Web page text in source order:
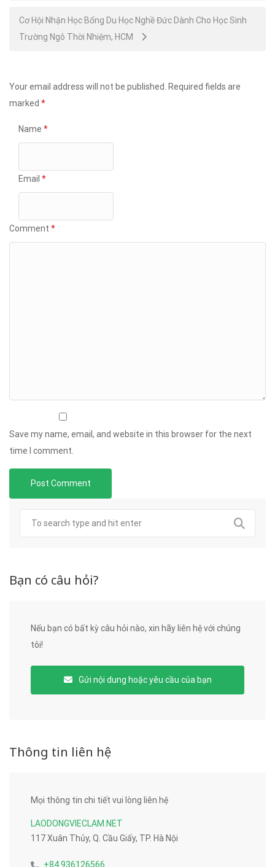
Cơ Hội Nhận Học Bổng Du Học Nghề Đức Dành Cho Học Sinh
Trường Ngô Thời Nhiệm, HCM
Your email address will not be published. Required fields are
marked *
Name *
Email *
Comment *
Save my name, email, and website in this browser for the next
time I comment.
Bạn có câu hỏi?
Nếu bạn có bất kỳ câu hỏi nào, xin hãy liên hệ với chúng
tôi!
Gửi nội dung hoặc yêu cầu của bạn
Thông tin liên hệ
Mọi thông tin chi tiết vui lòng liên hệ
LAODONGVIECLAM.NET
117 Xuân Thủy, Q. Cầu Giấy, TP. Hà Nội
+84 936126566